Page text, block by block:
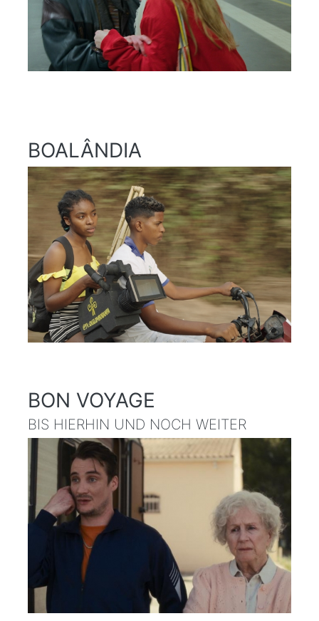
BOALÂNDIA
BON VOYAGE
BIS HIERHIN UND NOCH WEITER